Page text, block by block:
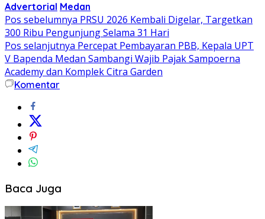
Advertorial Medan
Navigasi
pos
Pos sebelumnya PRSU 2026 Kembali Digelar, Targetkan
300 Ribu Pengunjung Selama 31 Hari
Pos selanjutnya Percepat Pembayaran PBB, Kepala UPT
V Bapenda Medan Sambangi Wajib Pajak Sampoerna
Academy dan Komplek Citra Garden
Komentar
Baca Juga